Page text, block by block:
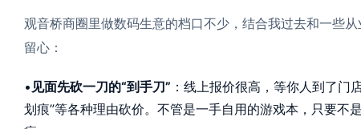
观音桥商圈里做数码生意的档口不少，结合我过去和一些
留心：
•见面先砍一刀的“到手刀” ：线上报价很高，等你人到了门
划痕”等各种理由砍价。不管是一手自用的游戏本，只要不